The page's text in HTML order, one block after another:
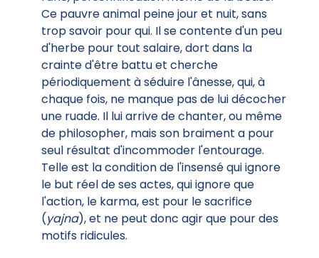
Ce pauvre animal peine jour et nuit, sans
trop savoir pour qui. Il se contente d'un peu
d'herbe pour tout salaire, dort dans la
crainte d'être battu et cherche
périodiquement à séduire l'ânesse, qui, à
chaque fois, ne manque pas de lui décocher
une ruade. Il lui arrive de chanter, ou même
de philosopher, mais son braiment a pour
seul résultat d'incommoder l'entourage.
Telle est la condition de l'insensé qui ignore
le but réel de ses actes, qui ignore que
l'action, le karma, est pour le sacrifice
(yajna), et ne peut donc agir que pour des
motifs ridicules.